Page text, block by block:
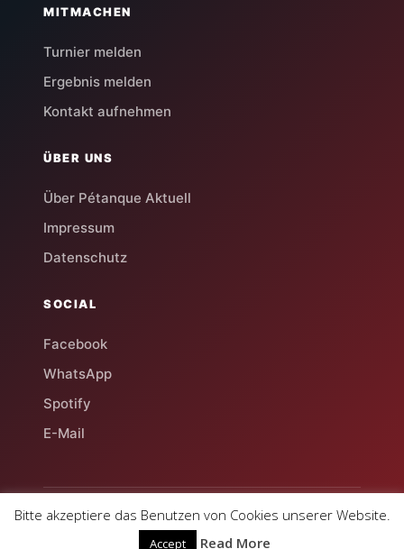
MITMACHEN
Turnier melden
Ergebnis melden
Kontakt aufnehmen
ÜBER UNS
Über Pétanque Aktuell
Impressum
Datenschutz
SOCIAL
Facebook
WhatsApp
Spotify
E-Mail
© 2026 Pétanque Aktuell
Deutschlands Magazin für Boule & Pétanque
Bitte akzeptiere das Benutzen von Cookies unserer Website.
Accept Read More